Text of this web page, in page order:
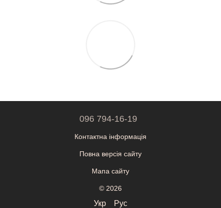
096 794-16-19
Контактна інформація
Повна версія сайту
Мапа сайту
© 2026
Укр Рус